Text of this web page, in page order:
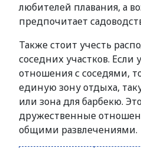
любителей плавания, а
предпочитает
Также стоит учесть
соседних участков. Если
отношения с соседями,
единую зону отдыха,
или зона для барбекю.
дружественные
общими развлечениями.